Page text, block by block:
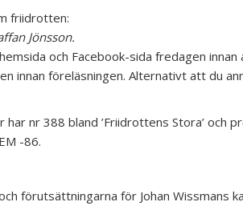
friidrotten:
Jönsson.
och Facebook-sida fredagen
innan föreläsningen. Alternativt att du
har nr 388 bland ’Friidrottens Stora’ och
-86.
förutsättningarna för Johan Wissmans